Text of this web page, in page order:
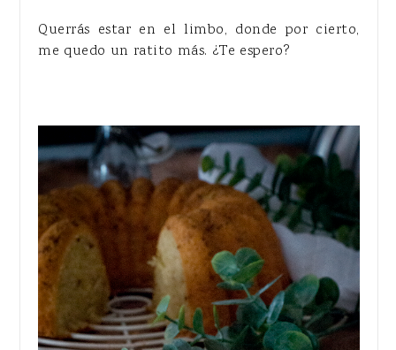
Querrás estar en el limbo, donde por cierto,
me quedo un ratito más. ¿Te espero?